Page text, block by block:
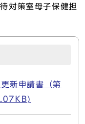
対策室母子保健担
新申請書（第